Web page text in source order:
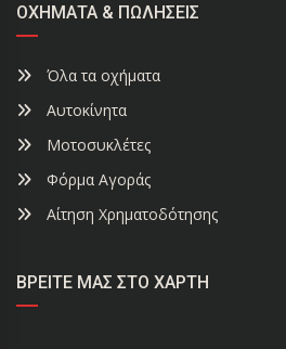
ΟΧΉΜΑΤΑ & ΠΩΛΉΣΕΙΣ
Όλα τα οχήματα
Αυτοκίνητα
Μοτοσυκλέτες
Φόρμα Αγοράς
Αίτηση Χρηματοδότησης
ΒΡΕΊΤΕ ΜΑΣ ΣΤΟ ΧΆΡΤΗ